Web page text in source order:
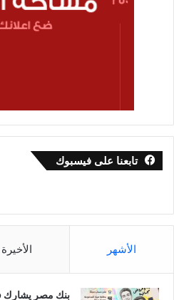
تابعنا على فيسبوك
الأشهر الأخيرة
بنك مصر يشارك